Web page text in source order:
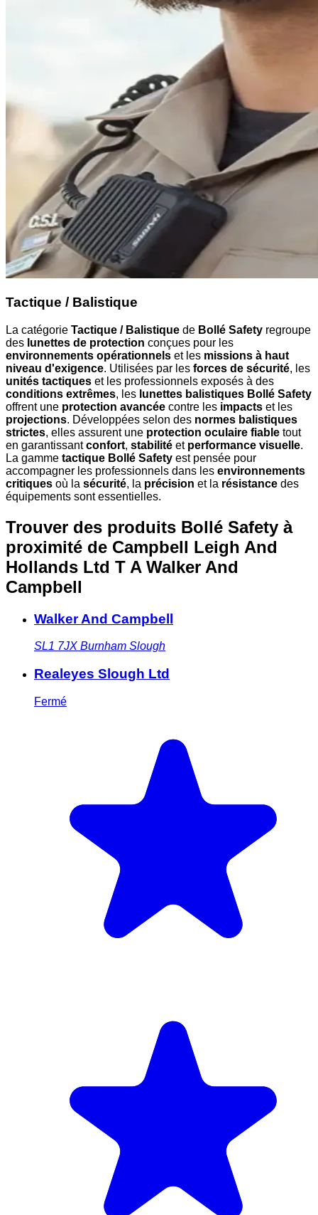
Tactique / Balistique
La catégorie Tactique / Balistique de Bollé Safety regroupe
des lunettes de protection conçues pour les
environnements opérationnels et les missions à haut
niveau d'exigence. Utilisées par les forces de sécurité, les
unités tactiques et les professionnels exposés à des
conditions extrêmes, les lunettes balistiques Bollé Safety
offrent une protection avancée contre les impacts et les
projections. Développées selon des normes balistiques
strictes, elles assurent une protection oculaire fiable tout
en garantissantconfort, stabilité et performance visuelle.
La gamme tactique Bollé Safety est pensée pour
accompagner les professionnels dans les environnements
critiques où la sécurité, la précision et la résistance des
équipements sont essentielles.
Trouver des produits Bollé Safety à
proximité de Campbell Leigh And
Hollands Ltd T A Walker And
Campbell
Walker And Campbell
SL1 7JX Burnham Slough
Realeyes Slough Ltd
Fermé